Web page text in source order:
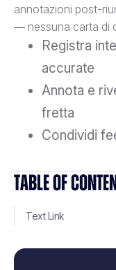
TABLE OF
Text Link
annotazioni post-
— nessuna carta di
Registra
accurate
Annota e
fretta
Condividi